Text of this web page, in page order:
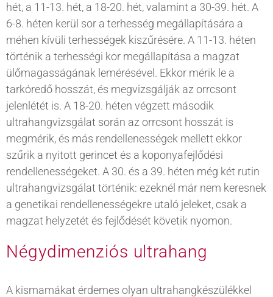
hét, a 11-13. hét, a 18-20. hét, valamint a 30-39. hét. A
6-8. héten kerül sor a terhesség megállapítására a
méhen kívüli terhességek kiszűrésére. A 11-13. héten
történik a terhességi kor megállapítása a magzat
ülőmagasságának lemérésével. Ekkor mérik le a
tarkóredő hosszát, és megvizsgálják az orrcsont
jelenlétét is. A 18-20. héten végzett második
ultrahangvizsgálat során az orrcsont hosszát is
megmérik, és más rendellenességek mellett ekkor
szűrik a nyitott gerincet és a koponyafejlődési
rendellenességeket. A 30. és a 39. héten még két rutin
ultrahangvizsgálat történik: ezeknél már nem keresnek
a genetikai rendellenességekre utaló jeleket, csak a
magzat helyzetét és fejlődését követik nyomon.
Négydimenziós ultrahang
A kismamákat érdemes olyan ultrahangkészülékkel